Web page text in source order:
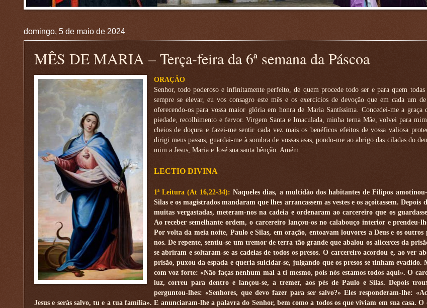
domingo, 5 de maio de 2024
MÊS DE MARIA – Terça-feira da 6ª semana da Páscoa
ORAÇÂO
Senhor, todo poderoso e infinitamente perfeito, de quem procede todo ser e para quem todas
sempre se elevar, eu vos consagro este mês e os exercícios de devoção que em cada um de
oferecendo-os para vossa maior glória em honra de Maria Santíssima. Concedei-me a graça
piedade, recolhimento e fervor. Virgem Santa e Imaculada, minha terna Mãe, volvei para mim
cheios de doçura e fazei-me sentir cada vez mais os benéficos efeitos de vossa valiosa
dirigi meus passos, guardai-me à sombra de vossas asas, pondo-me ao abrigo das ciladas do
mim a Jesus, Maria e José sua santa bênção. Amém.
LECTIO DIVINA
1ª Leitura (At 16,22-34):Naqueles dias, a multidão dos habitantes de Filipos
Silas e os magistrados mandaram que lhes arrancassem as vestes e os açoitassem. Depois
muitas vergastadas, meteram-nos na cadeia e ordenaram ao carcereiro que os
Ao receber semelhante ordem, o carcereiro lançou-os no calabouço interior e prendeu-
Por volta da meia noite, Paulo e Silas, em oração, entoavam louvores a Deus e os outros
nos. De repente, sentiu-se um tremor de terra tão grande que abalou os alicerces da
se abriram e soltaram-se as cadeias de todos os presos. O carcereiro acordou e, ao ver
prisão, puxou da espada e queria suicidar-se, julgando que os presos se tinham evadido.
com voz forte: «Não faças nenhum mal a ti mesmo, pois nós estamos todos aqui». O
luz, correu para dentro e lançou-se, a tremer, aos pés de Paulo e Silas. Depois
perguntou-lhes: «Senhores, que devo fazer para ser salvo?» Eles responderam-lhe:
Jesus e serás salvo, tu e a tua família». E anunciaram-lhe a palavra do Senhor, bem como a todos os que viviam em sua casa. O